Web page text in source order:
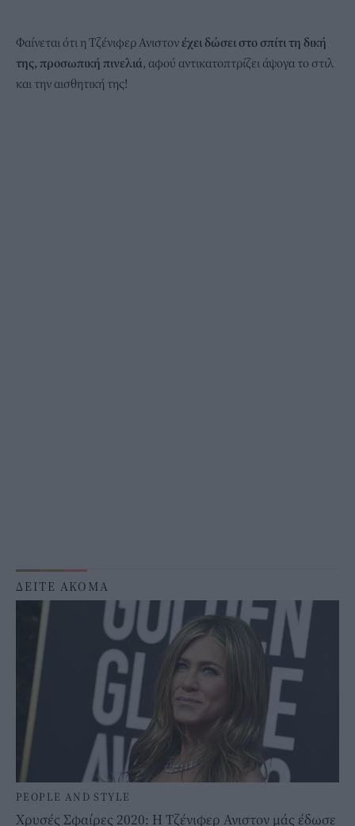
Φαίνεται ότι η Τζένιφερ Ανιστον έχει δώσει στο σπίτι τη δική
της, προσωπική πινελιά, αφού αντικατοπτρίζει άψογα το στιλ
και την αισθητική της!
ΔΕΙΤΕ ΑΚΟΜΑ
PEOPLE AND STYLE
Χρυσές Σφαίρες 2020: Η Τζένιφερ Ανιστον μάς έδωσε